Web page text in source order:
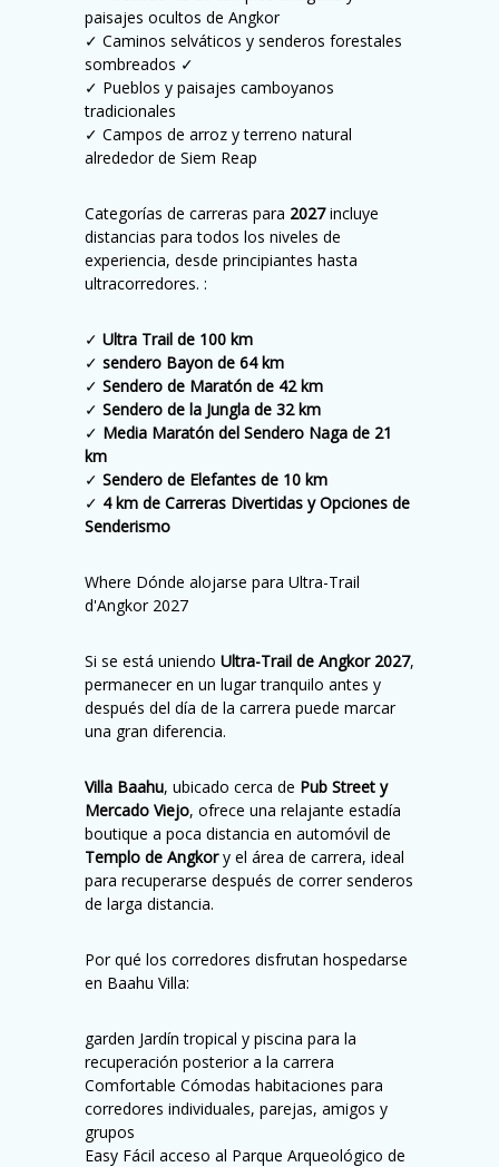
paisajes ocultos de Angkor
✓ Caminos selváticos y senderos forestales
sombreados ✓
✓ Pueblos y paisajes camboyanos
tradicionales
✓ Campos de arroz y terreno natural
alrededor de Siem Reap
Categorías de carreras para 2027incluye
distancias para todos los niveles de
experiencia, desde principiantes hasta
ultracorredores. :
✓ Ultra Trail de 100 km
✓ sendero Bayon de 64 km
✓ Sendero de Maratón de 42 km
✓ Sendero de la Jungla de 32 km
✓ Media Maratón del Sendero Naga de 21
km
✓ Sendero de Elefantes de 10 km
✓ 4 km de Carreras Divertidas y Opciones de
Senderismo
Where Dónde alojarse para Ultra-Trail
d'Angkor 2027
Si se está uniendo Ultra-Trail de Angkor 2027,
permanecer en un lugar tranquilo antes y
después del día de la carrera puede marcar
una gran diferencia.
Villa Baahu, ubicado cerca de Pub Street y
Mercado Viejo, ofrece una relajante estadía
boutique a poca distancia en automóvil de
Templo de Angkory el área de carrera, ideal
para recuperarse después de correr senderos
de larga distancia.
Por qué los corredores disfrutan hospedarse
en Baahu Villa:
garden Jardín tropical y piscina para la
recuperación posterior a la carrera
Comfortable Cómodas habitaciones para
corredores individuales, parejas, amigos y
grupos
Easy Fácil acceso al Parque Arqueológico de